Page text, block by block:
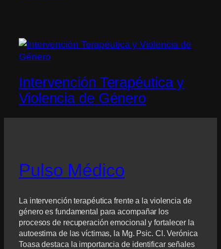
Intervención Terapéutica y
Violencia de Género
Pulso Médico
La intervención terapéutica frente a la violencia de
género es fundamental para acompañar los
procesos de recuperación emocional y fortalecer la
autoestima de las víctimas, la Mg. Psic. Cl. Verónica
Toasa destaca la importancia de identificar señales